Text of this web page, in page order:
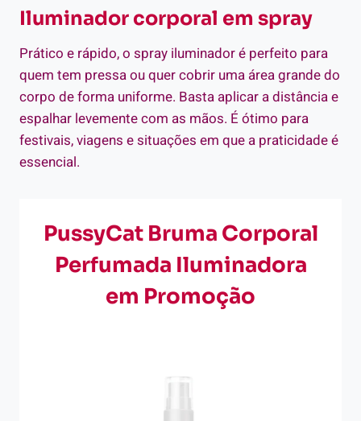
Iluminador corporal em spray
Prático e rápido, o spray iluminador é perfeito para
quem tem pressa ou quer cobrir uma área grande do
corpo de forma uniforme. Basta aplicar a distância e
espalhar levemente com as mãos. É ótimo para
festivais, viagens e situações em que a praticidade é
essencial.
PussyCat Bruma Corporal
Perfumada Iluminadora
em Promoção